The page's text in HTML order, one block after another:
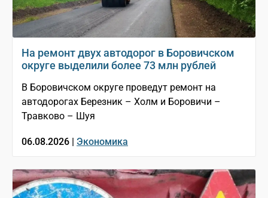
На ремонт двух автодорог в Боровичском
округе выделили более 73 млн рублей
В Боровичском округе проведут ремонт на
автодорогах Березник – Холм и Боровичи –
Травково – Шуя
06.08.2026 | Экономика